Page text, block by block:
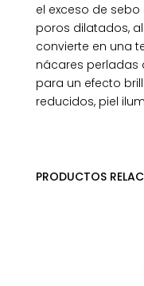
el exceso de
poros dilatados,
convierte en una
nácares
para un efecto
reducidos, piel
PRODUCTOS